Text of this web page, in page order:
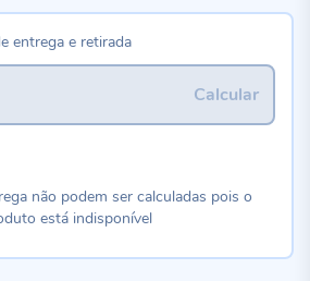
entrega e retirada
Calcular
não podem ser calculadas pois o
está indisponível